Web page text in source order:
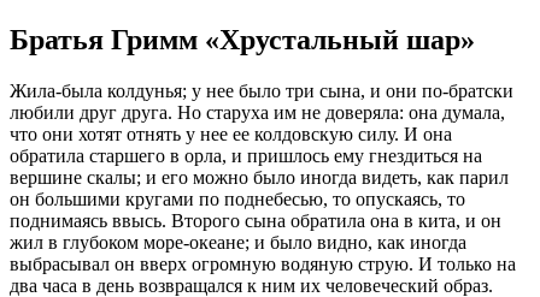
Братья Гримм «Хрустальный шар»
Жила-была колдунья; у нее было три сына, и они по-братски
любили друг друга. Но старуха им не доверяла: она думала,
что они хотят отнять у нее ее колдовскую силу. И она
обратила старшего в орла, и пришлось ему гнездиться на
вершине скалы; и его можно было иногда видеть, как парил
он большими кругами по поднебесью, то опускаясь, то
поднимаясь ввысь. Второго сына обратила она в кита, и он
жил в глубоком море-океане; и было видно, как иногда
выбрасывал он вверх огромную водяную струю. И только на
два часа в день возвращался к ним их человеческий образ.